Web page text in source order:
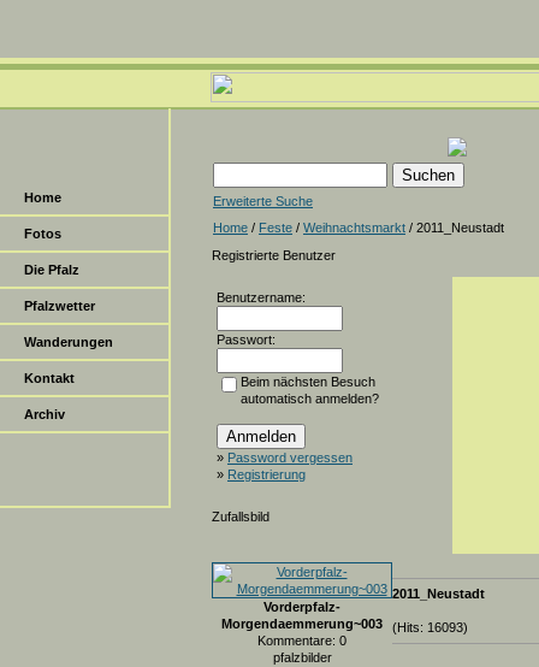
Home
Fotos
Die Pfalz
Pfalzwetter
Wanderungen
Kontakt
Archiv
Erweiterte Suche
Home / Feste / Weihnachtsmarkt / 2011_Neustadt
Registrierte Benutzer
Benutzername:
Passwort:
Beim nächsten Besuch
automatisch anmelden?
» Password vergessen
» Registrierung
Zufallsbild
Vorderpfalz-
Morgendaemmerung~003
Kommentare: 0
pfalzbilder
2011_Neustadt
(Hits: 16093)